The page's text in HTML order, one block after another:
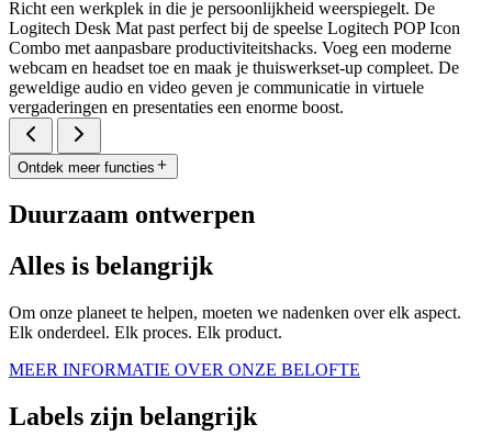
Richt een werkplek in die je persoonlijkheid weerspiegelt. De
Logitech Desk Mat past perfect bij de speelse Logitech POP Icon
Combo met aanpasbare productiviteitshacks. Voeg een moderne
webcam en headset toe en maak je thuiswerkset-up compleet. De
geweldige audio en video geven je communicatie in virtuele
vergaderingen en presentaties een enorme boost.
Ontdek meer functies
Duurzaam ontwerpen
Alles is belangrijk
Om onze planeet te helpen, moeten we nadenken over elk aspect.
Elk onderdeel. Elk proces. Elk product.
MEER INFORMATIE OVER ONZE BELOFTE
Labels zijn belangrijk